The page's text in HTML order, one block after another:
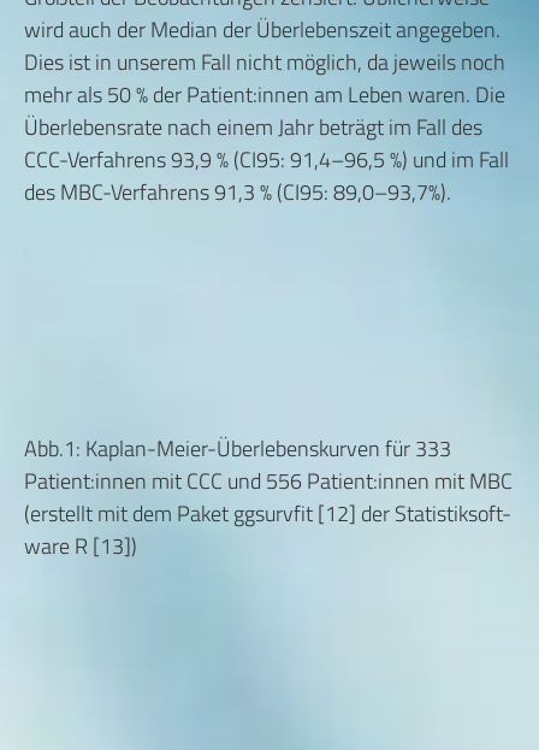
wird auch der Median der Überlebenszeit angegeben.
Dies ist in unserem Fall nicht möglich, da jeweils noch
mehr als 50 % der Patient:innen am Leben waren. Die
Überlebensrate nach einem Jahr beträgt im Fall des
CCC-Verfahrens 93,9 % (CI95: 91,4–96,5 %) und im Fall
des MBC-Verfahrens 91,3 % (CI95: 89,0–93,7%).
Abb.1: Kaplan-Meier-Überlebenskurven für 333
Patient:innen mit CCC und 556 Patient:innen mit MBC
(erstellt mit dem Paket ggsurvfit [12] der Statistiksoft-
ware R [13])